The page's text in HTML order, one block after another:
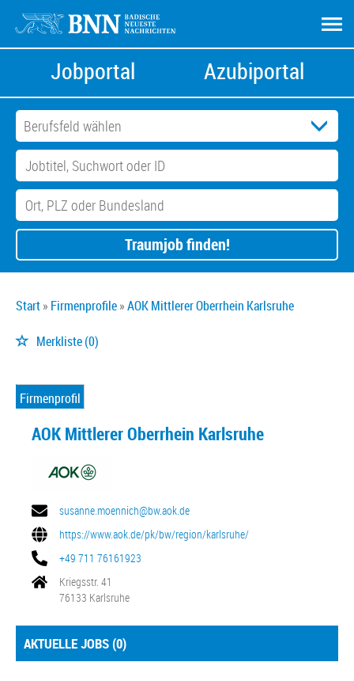
Jobportal Azubiportal
Traumjob finden!
Start Firmenprofile AOK Mittlerer Oberrhein Karlsruhe
Merkliste(0)
Firmenprofil
AOK Mittlerer Oberrhein Karlsruhe
susanne.moennich@bw.aok.de
https://www.aok.de/pk/bw/region/karlsruhe/
+49 711 76161923
Kriegsstr. 41
76133 Karlsruhe
AKTUELLE JOBS (0)